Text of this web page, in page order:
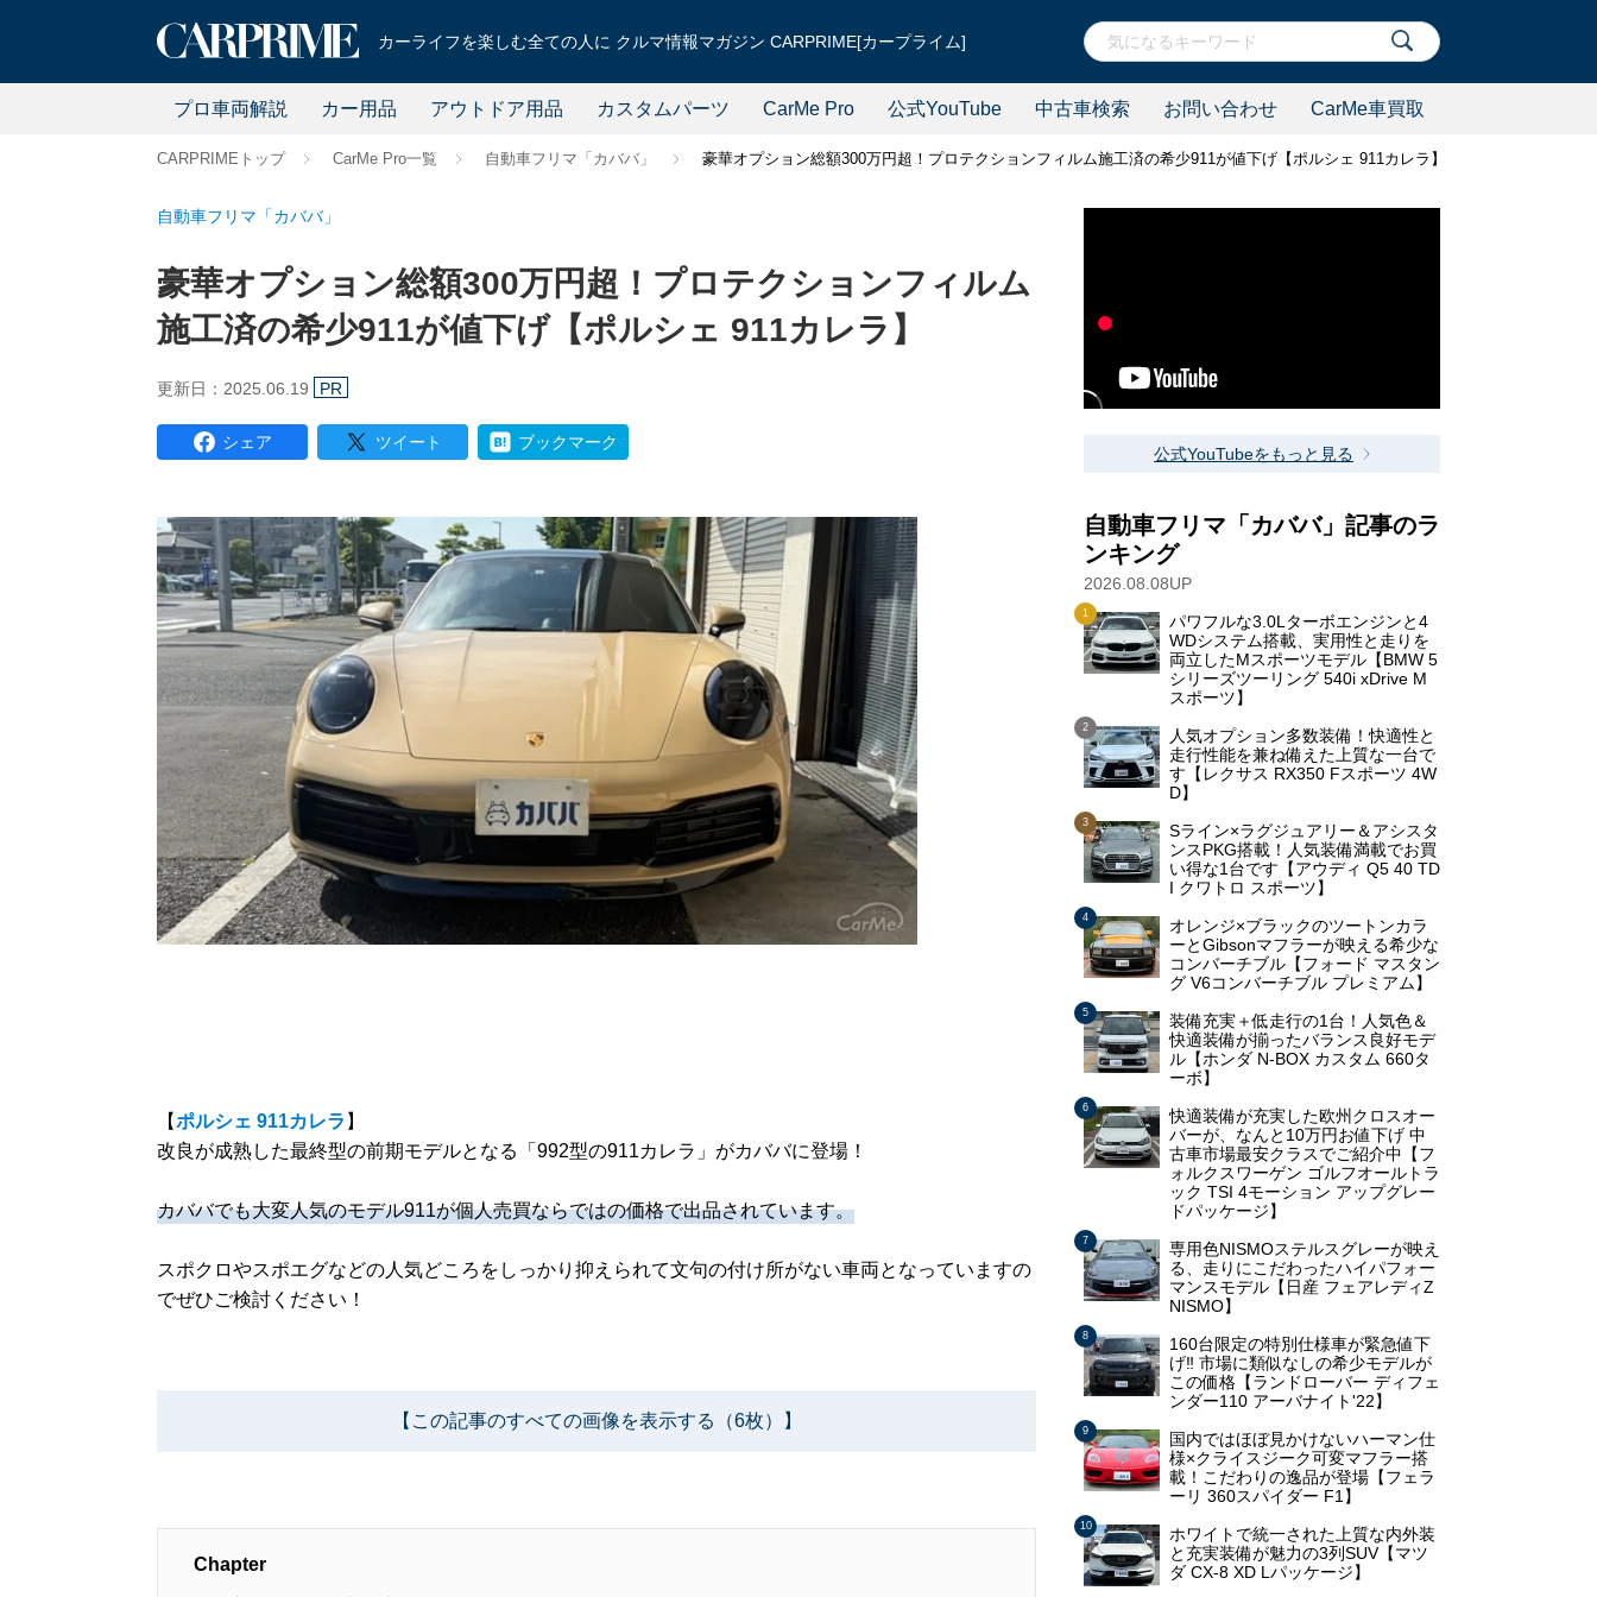
カーライフを楽しむ全ての人に クルマ情報マガジン CARPRIME[カープライム]
プロ車両解説 カー用品 アウトドア用品 カスタムパーツ CarMe Pro 公式YouTube 中古車検索 お問い合わせ CarMe車買取
CARPRIMEトップ CarMe Pro一覧 自動車フリマ「カババ」 豪華オプション総額300万円超！プロテクションフィルム施工済の希少911が値下げ【ポルシェ 911カレラ】
自動車フリマ「カババ」
豪華オプション総額300万円超！プロテクションフィルム
施工済の希少911が値下げ【ポルシェ 911カレラ】
更新日：2025.06.19 PR
シェア ツイート ブックマーク
【ポルシェ 911カレラ 】
改良が成熟した最終型の前期モデルとなる「992型の911カレラ」がカババに登場！
カババでも大変人気のモデル911が個人売買ならではの価格で出品されています。
スポクロやスポエグなどの人気どころをしっかり抑えられて文句の付け所がない車両となっていますの
でぜひご検討ください！
【この記事のすべての画像を表示する（6枚）】
Chapter
公式YouTubeをもっと見る
自動車フリマ「カババ」記事のラ
ンキング
2026.08.08UP
パワフルな3.0Lターボエンジンと4
WDシステム搭載、実用性と走りを
両立したMスポーツモデル【BMW 5
シリーズツーリング 540i xDrive M
スポーツ】
人気オプション多数装備！快適性と
走行性能を兼ね備えた上質な一台で
す【レクサス RX350 Fスポーツ 4W
D】
Sライン×ラグジュアリー＆アシスタ
ンスPKG搭載！人気装備満載でお買
い得な1台です【アウディ Q5 40 TD
I クワトロ スポーツ】
オレンジ×ブラックのツートンカラ
ーとGibsonマフラーが映える希少な
コンバーチブル【フォード マスタン
グ V6コンバーチブル プレミアム】
装備充実＋低走行の1台！人気色＆
快適装備が揃ったバランス良好モデ
ル【ホンダ N-BOX カスタム 660タ
ーボ】
快適装備が充実した欧州クロスオー
バーが、なんと10万円お値下げ 中
古車市場最安クラスでご紹介中【フ
ォルクスワーゲン ゴルフオールトラ
ック TSI 4モーション アップグレー
ドパッケージ】
専用色NISMOステルスグレーが映え
る、走りにこだわったハイパフォー
マンスモデル【日産 フェアレディZ
NISMO】
160台限定の特別仕様車が緊急値下
げ‼ 市場に類似なしの希少モデルが
この価格【ランドローバー ディフェ
ンダー110 アーバナイト'22】
国内ではほぼ見かけないハーマン仕
様×クライスジーク可変マフラー搭
載！こだわりの逸品が登場【フェラ
ーリ 360スパイダー F1】
ホワイトで統一された上質な内外装
と充実装備が魅力の3列SUV【マツ
ダ CX-8 XD Lパッケージ】